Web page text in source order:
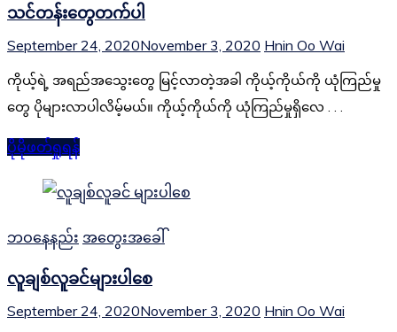
သင်တန်းတွေတက်ပါ
September 24, 2020November 3, 2020 Hnin Oo Wai
ကိုယ့်ရဲ့ အရည်အသွေးတွေ မြင့်လာတဲ့အခါ ကိုယ့်ကိုယ်ကို ယုံကြည်မှု
တွေ ပိုများလာပါလိမ့်မယ်။ ကိုယ့်ကိုယ်ကို ယုံကြည်မှုရှိလေ . . .
ပိုမိုဖတ်ရှုရန်
ဘဝနေနည်း အတွေးအခေါ်
လူချစ်လူခင်များပါစေ
September 24, 2020November 3, 2020 Hnin Oo Wai